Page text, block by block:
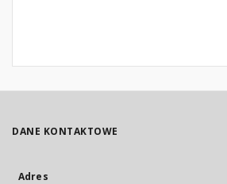
DANE KONTAKTOWE
Adres